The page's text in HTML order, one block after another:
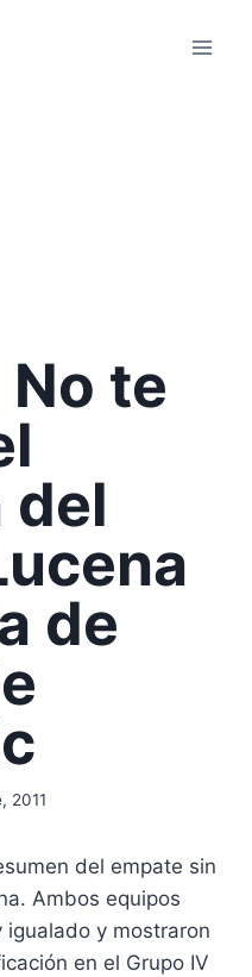
te
del
de
2011
del empate sin
Ambos equipos
y mostraron
en el Grupo IV